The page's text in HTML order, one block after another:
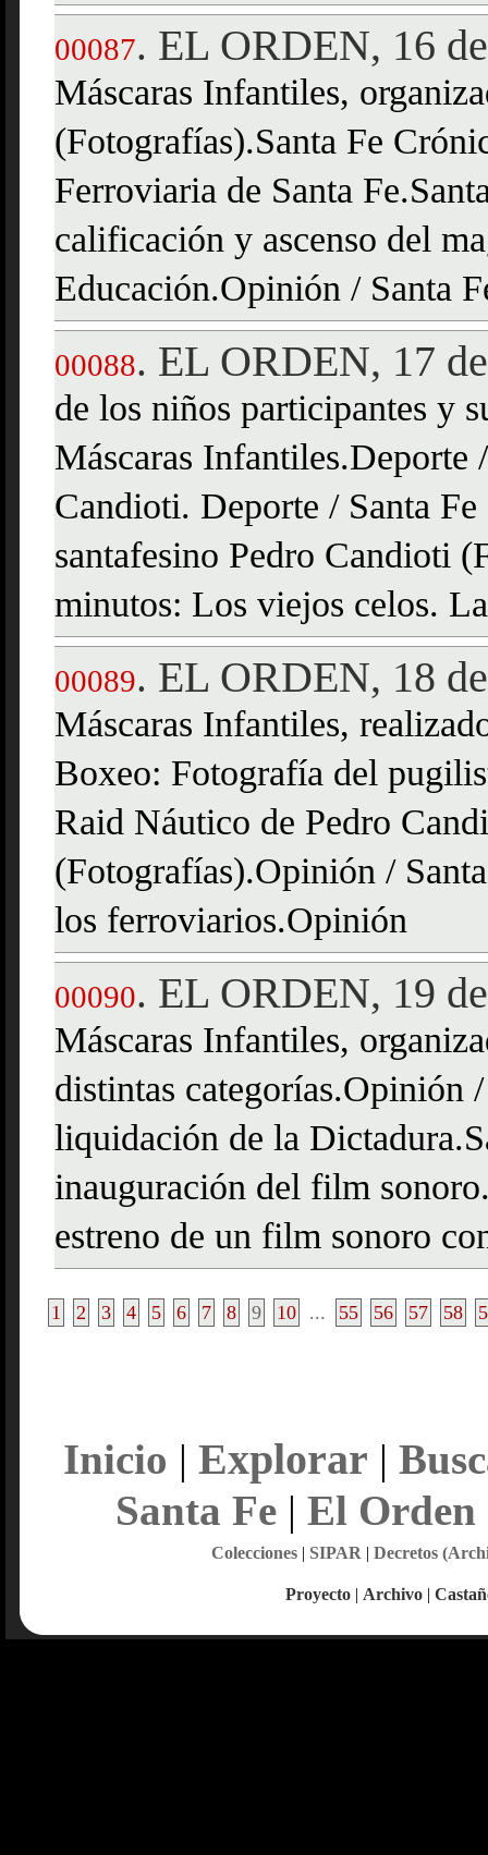
00087. EL ORDEN, 16
Máscaras Infantiles,
(Fotografías).Santa Fe
Ferroviaria de Santa
calificación y ascenso del
Educación.Opinión / Santa
00088. EL ORDEN, 17
de los niños participantes y
Máscaras Infantiles.Deporte
Candioti. Deporte / Santa
santafesino Pedro Candioti
minutos: Los viejos celos.
00089. EL ORDEN, 18
Máscaras Infantiles,
Boxeo: Fotografía del
Raid Náutico de Pedro
(Fotografías).Opinión /
los ferroviarios.Opinión
00090. EL ORDEN, 19
Máscaras Infantiles,
distintas categorías.Opinión
liquidación de la
inauguración del film
estreno de un film sonoro
1 2 3 4 5 6 7 8 9 10 ... 55 56 57 58
Inicio | Explorar |
Santa Fe| El Orden
Colecciones| SIPAR | Decretos
Proyecto | Archivo |